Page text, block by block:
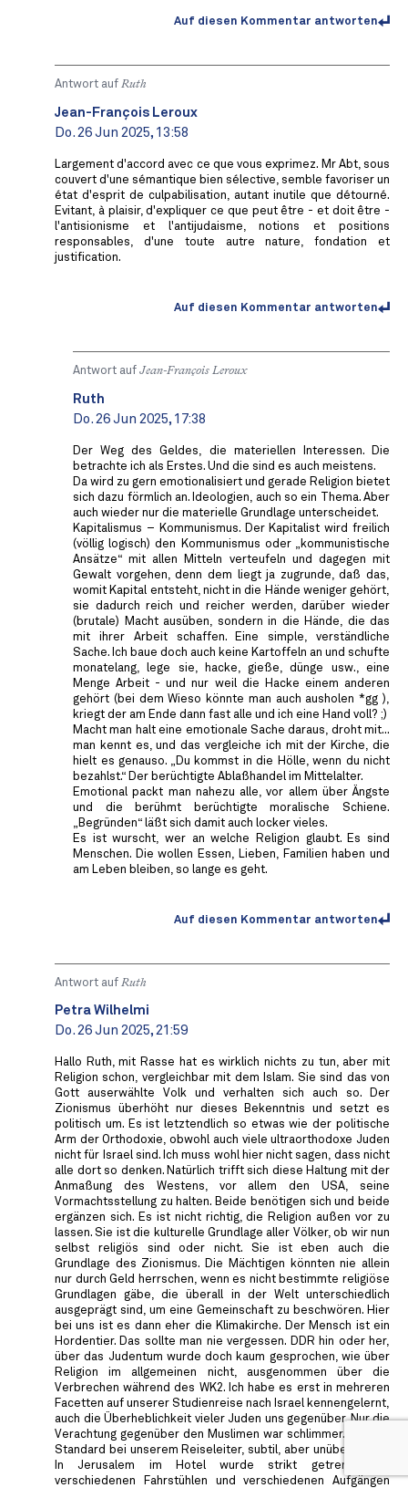
Auf diesen Kommentar antworten
Antwort auf Ruth
Jean-François Leroux
Do. 26 Jun 2025, 13:58
Largement d'accord avec ce que vous exprimez. Mr Abt, sous
couvert d'une sémantique bien sélective, semble favoriser un
état d'esprit de culpabilisation, autant inutile que détourné.
Evitant, à plaisir, d'expliquer ce que peut être - et doit être -
l'antisionisme et l'antijudaisme, notions et positions
responsables, d'une toute autre nature, fondation et
justification.
Auf diesen Kommentar antworten
Antwort auf Jean-François Leroux
Ruth
Do. 26 Jun 2025, 17:38
Der Weg des Geldes, die materiellen Interessen. Die
betrachte ich als Erstes. Und die sind es auch meistens.
Da wird zu gern emotionalisiert und gerade Religion bietet
sich dazu förmlich an. Ideologien, auch so ein Thema. Aber
auch wieder nur die materielle Grundlage unterscheidet.
Kapitalismus – Kommunismus. Der Kapitalist wird freilich
(völlig logisch) den Kommunismus oder „kommunistische
Ansätze“ mit allen Mitteln verteufeln und dagegen mit
Gewalt vorgehen, denn dem liegt ja zugrunde, daß das,
womit Kapital entsteht, nicht in die Hände weniger gehört,
sie dadurch reich und reicher werden, darüber wieder
(brutale) Macht ausüben, sondern in die Hände, die das
mit ihrer Arbeit schaffen. Eine simple, verständliche
Sache. Ich baue doch auch keine Kartoffeln an und schufte
monatelang, lege sie, hacke, gieße, dünge usw., eine
Menge Arbeit - und nur weil die Hacke einem anderen
gehört (bei dem Wieso könnte man auch ausholen *gg ),
kriegt der am Ende dann fast alle und ich eine Hand voll? ;)
Macht man halt eine emotionale Sache daraus, droht mit...
man kennt es, und das vergleiche ich mit der Kirche, die
hielt es genauso. „Du kommst in die Hölle, wenn du nicht
bezahlst.“ Der berüchtigte Ablaßhandel im Mittelalter.
Emotional packt man nahezu alle, vor allem über Ängste
und die berühmt berüchtigte moralische Schiene.
„Begründen“ läßt sich damit auch locker vieles.
Es ist wurscht, wer an welche Religion glaubt. Es sind
Menschen. Die wollen Essen, Lieben, Familien haben und
am Leben bleiben, so lange es geht.
Auf diesen Kommentar antworten
Antwort auf Ruth
Petra Wilhelmi
Do. 26 Jun 2025, 21:59
Hallo Ruth, mit Rasse hat es wirklich nichts zu tun, aber mit
Religion schon, vergleichbar mit dem Islam. Sie sind das von
Gott auserwählte Volk und verhalten sich auch so. Der
Zionismus überhöht nur dieses Bekenntnis und setzt es
politisch um. Es ist letztendlich so etwas wie der politische
Arm der Orthodoxie, obwohl auch viele ultraorthodoxe Juden
nicht für Israel sind. Ich muss wohl hier nicht sagen, dass nicht
alle dort so denken. Natürlich trifft sich diese Haltung mit der
Anmaßung des Westens, vor allem den USA, seine
Vormachtsstellung zu halten. Beide benötigen sich und beide
ergänzen sich. Es ist nicht richtig, die Religion außen vor zu
lassen. Sie ist die kulturelle Grundlage aller Völker, ob wir nun
selbst religiös sind oder nicht. Sie ist eben auch die
Grundlage des Zionismus. Die Mächtigen könnten nie allein
nur durch Geld herrschen, wenn es nicht bestimmte religiöse
Grundlagen gäbe, die überall in der Welt unterschiedlich
ausgeprägt sind, um eine Gemeinschaft zu beschwören. Hier
bei uns ist es dann eher die Klimakirche. Der Mensch ist ein
Hordentier. Das sollte man nie vergessen. DDR hin oder her,
über das Judentum wurde doch kaum gesprochen, wie über
Religion im allgemeinen nicht, ausgenommen über die
Verbrechen während des WK2. Ich habe es erst in mehreren
Facetten auf unserer Studienreise nach Israel kennengelernt,
auch die Überheblichkeit vieler Juden uns gegenüber. Nur die
Verachtung gegenüber den Muslimen war schlimmer. Sie war
Standard bei unserem Reiseleiter, subtil, aber unüberhörbar.
In Jerusalem im Hotel wurde strikt getrennt mit
verschiedenen Fahrstühlen und verschiedenen Aufgängen